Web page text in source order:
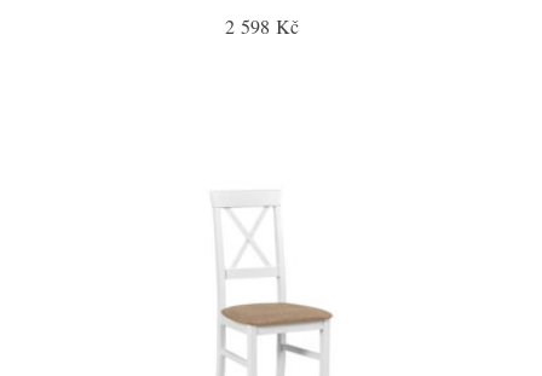
2 598 Kč